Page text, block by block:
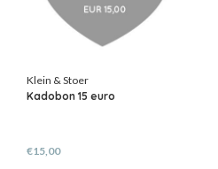
Klein & Stoer
Kadobon 15 euro
€15,00